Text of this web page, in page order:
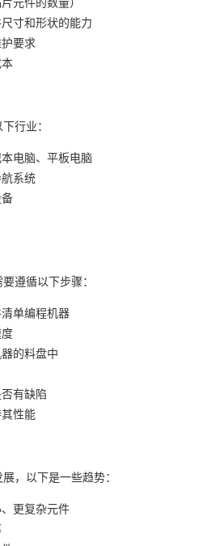
寸和形状的能力
要求
行业：
电脑、平板电脑
系统
遵循以下步骤：
单编程机器
的料盘中
有缺陷
性能
，以下是一些趋势：
更复杂元件